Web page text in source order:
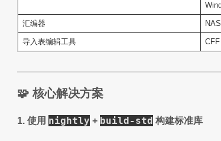
汇编器
导入表编辑工具
🧩 核心解决方案
1. 使用 nightly + build-std 构建标准库